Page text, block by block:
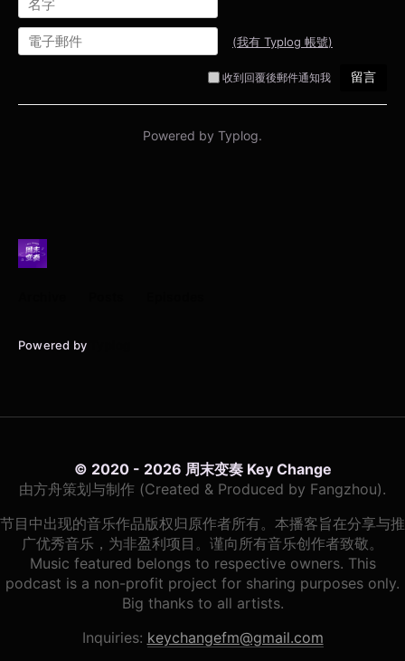
Powered by
© 2020 - 2026 周末变奏 Key Change
由方舟策划与制作 (Created & Produced by Fangzhou).
节目中出现的音乐作品版权归原作者所有。本播客旨在分享与推
广优秀音乐，为非盈利项目。谨向所有音乐创作者致敬。
Music featured belongs to respective owners. This
podcast is a non-profit project for sharing purposes only.
Big thanks to all artists.
Inquiries: keychangefm@gmail.com